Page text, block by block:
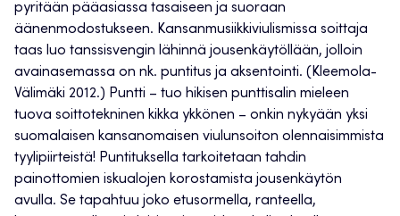
pyritään pääasiassa tasaiseen ja suoraan
äänenmodostukseen. Kansanmusiikkiviulismissa soittaja
taas luo tanssisvengin lähinnä jousenkäytöllään, jolloin
avainasemassa on nk. puntitus ja aksentointi. (Kleemola-
Välimäki 2012.) Puntti – tuo hikisen punttisalin mieleen
tuova soittotekninen kikka ykkönen – onkin nykyään yksi
suomalaisen kansanomaisen viulunsoiton olennaisimmista
tyylipiirteistä! Puntituksella tarkoitetaan tahdin
painottomien iskualojen korostamista jousenkäytön
avulla. Se tapahtuu joko etusormella, ranteella,